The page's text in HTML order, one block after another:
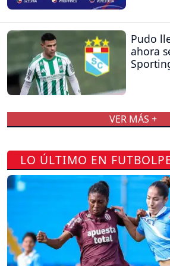
Pudo
ahora
VER MÁS +
LO ÚLTIMO EN